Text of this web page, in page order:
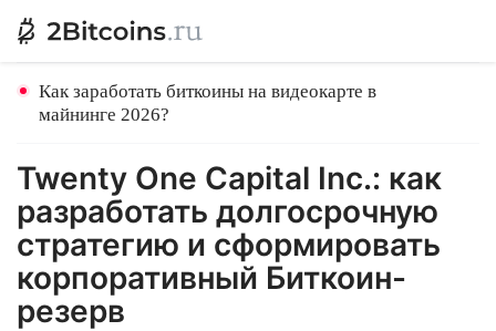
Как заработать биткоины на видеокарте в
майнинге 2026?
Twenty One Capital Inc.: как
разработать долгосрочную
стратегию и сформировать
корпоративный Биткоин-
резерв